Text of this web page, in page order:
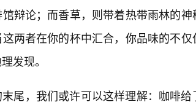
辩论；而香草，则带着热带雨林的
两者在你的杯中汇合，你品味的不
发现。
尾，我们或许可以这样理解：咖啡给